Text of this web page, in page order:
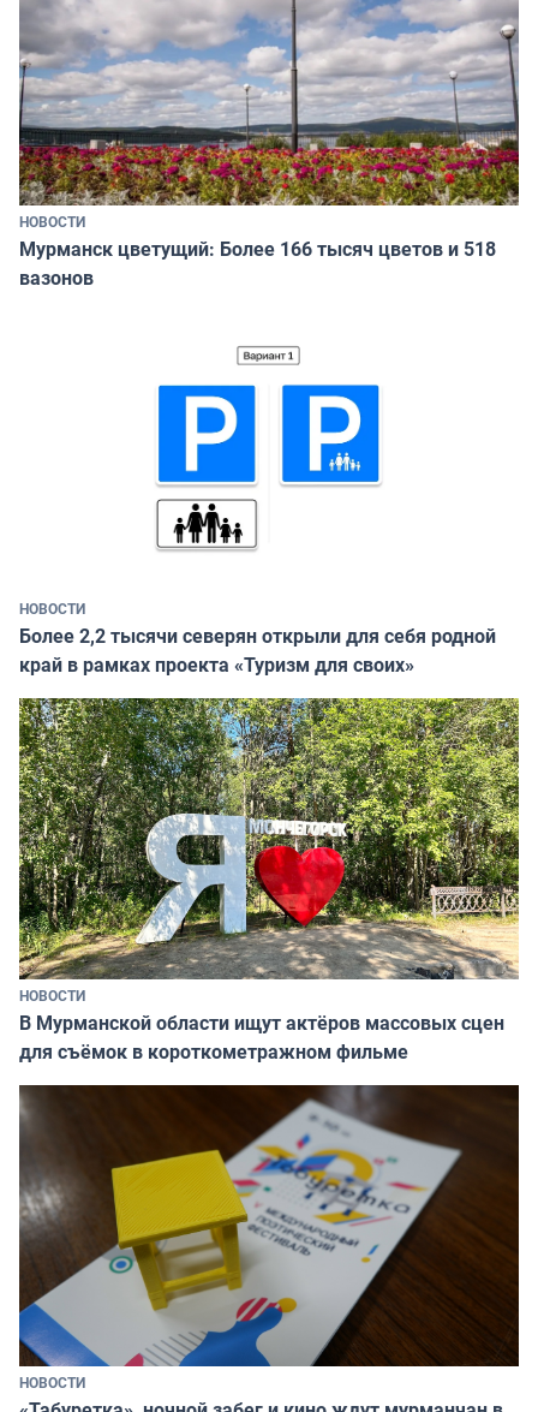
НОВОСТИ
Мурманск цветущий: Более 166 тысяч цветов и 518
вазонов
НОВОСТИ
Более 2,2 тысячи северян открыли для себя родной
край в рамках проекта «Туризм для своих»
НОВОСТИ
В Мурманской области ищут актёров массовых сцен
для съёмок в короткометражном фильме
НОВОСТИ